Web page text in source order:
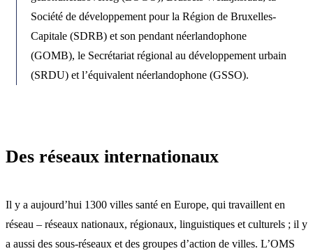
Société de développement pour la Région de Bruxelles-
Capitale (SDRB) et son pendant néerlandophone
(GOMB), le Secrétariat régional au développement urbain
(SRDU) et l’équivalent néerlandophone (GSSO).
Des réseaux internationaux
Il y a aujourd’hui 1300 villes santé en Europe, qui travaillent en
réseau – réseaux nationaux, régionaux, linguistiques et culturels ; il y
a aussi des sous-réseaux et des groupes d’action de villes. L’OMS